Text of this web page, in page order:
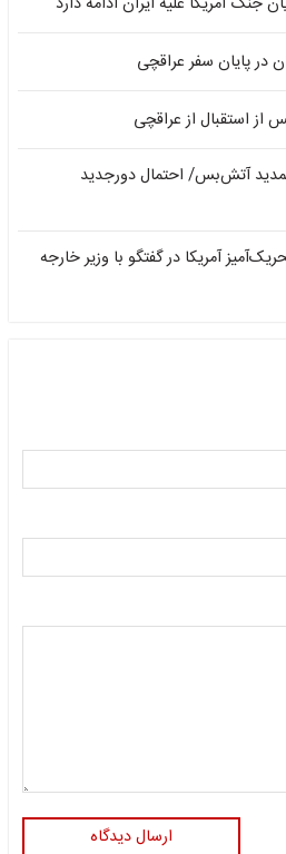
در پایان سفر عراقچی
از استقبال از عراقچی
آتش‌بس/ احتمال دورجدید
آمریکا در گفتگو با وزیر خارجه
ارسال دیدگاه